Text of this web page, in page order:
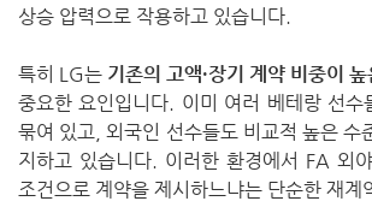
상승 압력으로 작용하고 있습니다.
특히 LG는 기존의 고액·장기 계약 비중이
중요한 요인입니다. 이미 여러 베테랑 선수
묶여 있고, 외국인 선수들도 비교적 높은 수
지하고 있습니다. 이러한 환경에서 FA 외
조건으로 계약을 제시하느냐는 단순한 재계